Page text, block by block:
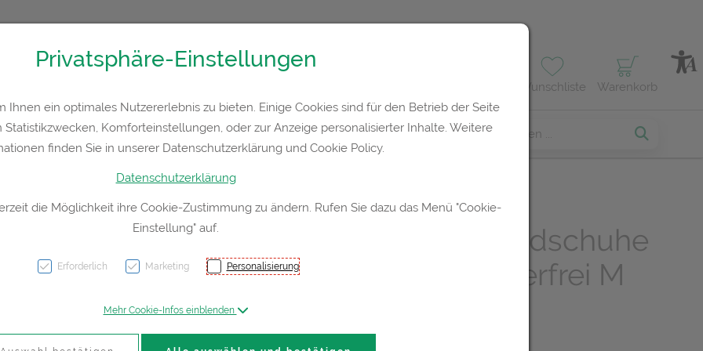
Wunschliste Warenkorb
Hautpflege Familie Nahrungsergänzung Diverses
Untersuchungshandschuhe
-dumax Latex Puderfrei M
Privatsphäre-Einstellungen
Ihnen ein optimales Nutzererlebnis zu bieten. Einige Cookies sind für den Betrieb der Seite
Komforteinstellungen, oder zur Anzeige personalisierter Inhalte. Weitere
finden Sie in unserer Datenschutzerklärung und Cookie Policy.
Datenschutzerklärung
die Möglichkeit ihre Cookie-Zustimmung zu ändern. Rufen Sie dazu das Menü "Cookie-
Einstellung" auf.
Erforderlich Marketing Personalisierung
Mehr Cookie-Infos einblenden